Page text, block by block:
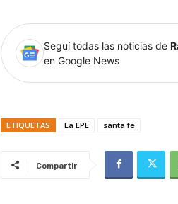
Seguí todas las noticias de
en Google News
ETIQUETAS La EPE santa fe
Compartir